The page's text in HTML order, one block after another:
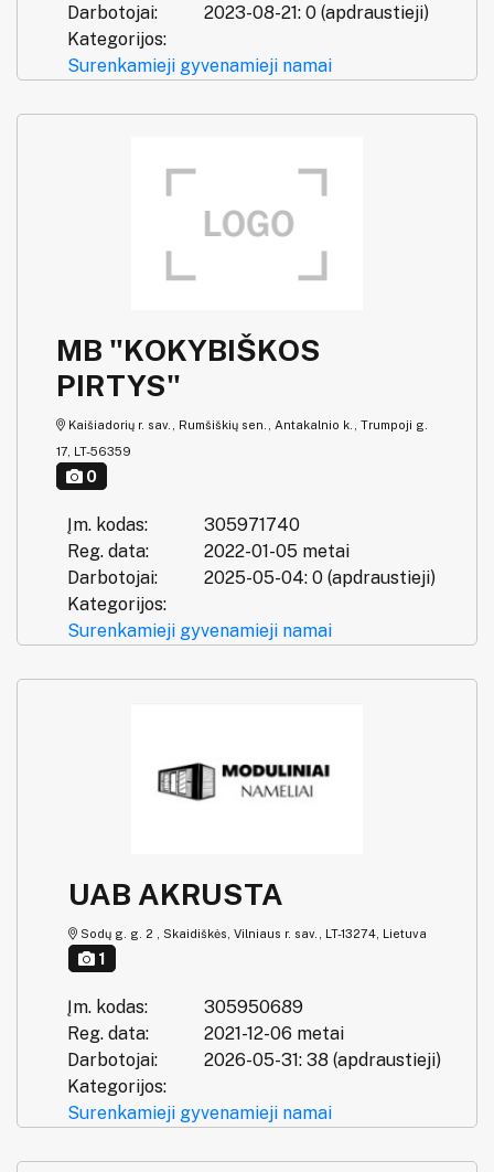
Darbotojai:
2023-08-21: 0 (apdraustieji)
Kategorijos:
Surenkamieji gyvenamieji namai
MB "KOKYBIŠKOS
PIRTYS"
Kaišiadorių r. sav., Rumšiškių sen., Antakalnio k., Trumpoji g.
17, LT-56359
0
Įm. kodas:
305971740
Reg. data:
2022-01-05 metai
Darbotojai:
2025-05-04: 0 (apdraustieji)
Kategorijos:
Surenkamieji gyvenamieji namai
UAB AKRUSTA
Sodų g. g. 2 , Skaidiškės, Vilniaus r. sav., LT-13274, Lietuva
1
Įm. kodas:
305950689
Reg. data:
2021-12-06 metai
Darbotojai:
2026-05-31: 38 (apdraustieji)
Kategorijos:
Surenkamieji gyvenamieji namai